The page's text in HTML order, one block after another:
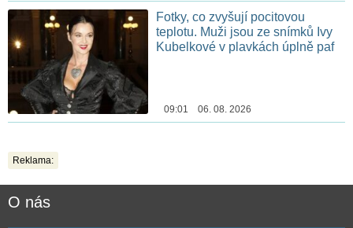
Fotky, co zvyšují pocitovou
teplotu. Muži jsou ze snímků Ivy
Kubelkové v plavkách úplně paf
09:01 06. 08. 2026
Reklama:
O nás